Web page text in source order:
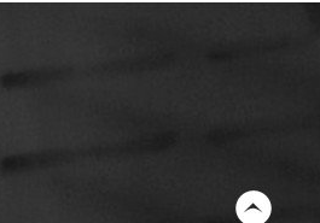
t